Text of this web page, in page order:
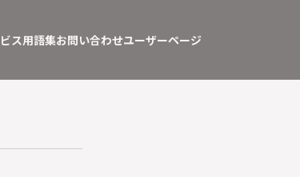
ス用語集お問い合わせユーザーページ